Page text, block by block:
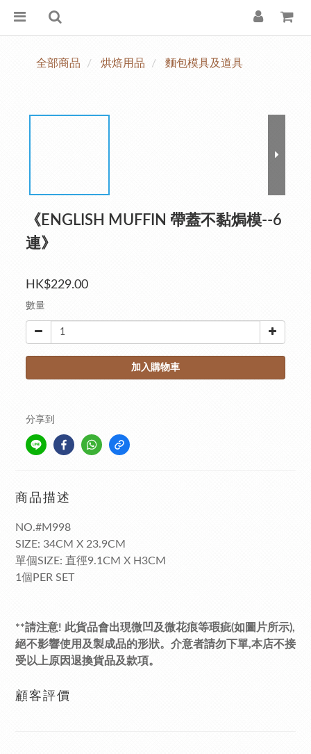
全部商品 烘焙用品 麵包模具及道具
《ENGLISH MUFFIN 帶蓋不黏焗模--6
連》
HK$229.00
數量
加入購物車
分享到
商品描述
NO.#M998
SIZE: 34CM X 23.9CM
單個SIZE: 直徑9.1CM X H3CM
1個PER SET
**請注意! 此貨品會出現微凹及微花痕等瑕疵(如圖片所示),
絕不影響使用及製成品的形狀。介意者請勿下單,本店不接
受以上原因退換貨品及款項。
顧客評價